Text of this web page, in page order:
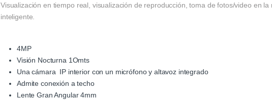
Visualización en tiempo real, visualización de reproducción, toma de fotos/video en
inteligente.
4MP
Visión Nocturna 1Omts
Una cámara IP interior con un micrófono y altavoz integrado
Admite conexión a techo
Lente Gran Angular 4mm